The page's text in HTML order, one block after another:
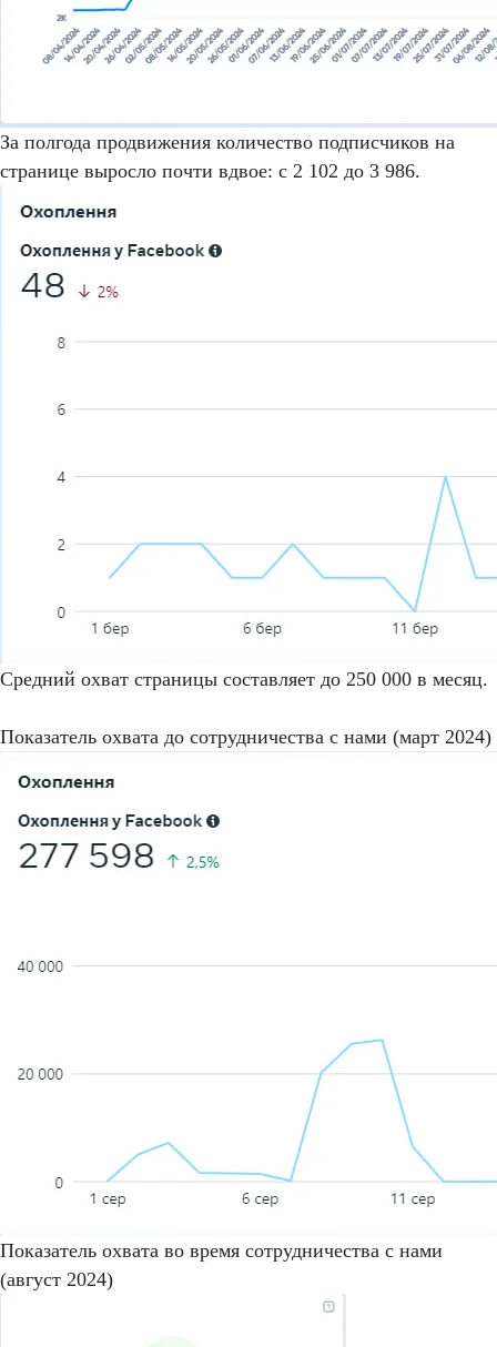
За полгода продвижения количество подписчиков на
странице выросло почти вдвое: с 2 102 до 3 986.
Средний охват страницы составляет до 250 000 в месяц.
Показатель охвата до сотрудничества с нами (март 2024)
Показатель охвата во время сотрудничества с нами
(август 2024)